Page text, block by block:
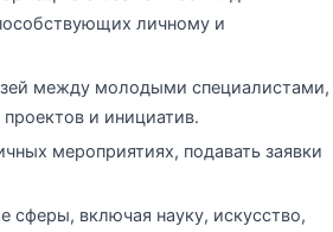
личному и
между молодыми специалистами,
и инициатив.
мероприятиях, подавать заявки
сферы, включая науку, искусство,